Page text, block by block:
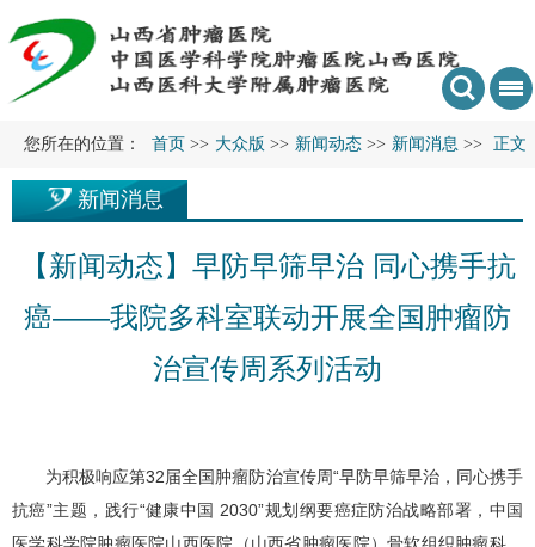
您所在的位置： 首页 >> 大众版 >> 新闻动态 >> 新闻消息 >> 正文
新闻消息
【新闻动态】早防早筛早治 同心携手抗
癌——我院多科室联动开展全国肿瘤防
治宣传周系列活动
为积极响应第32届全国肿瘤防治宣传周“早防早筛早治，同心携手
抗癌”主题，践行“健康中国 2030”规划纲要癌症防治战略部署，中国